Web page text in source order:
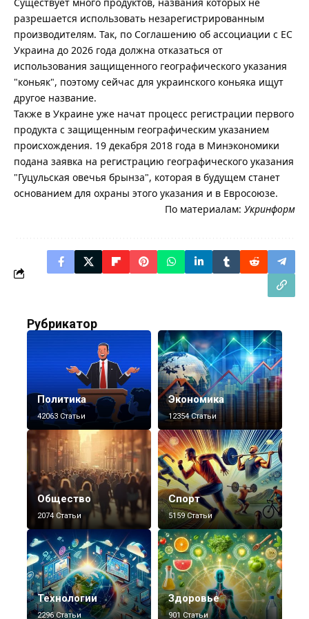
разрешается использовать незарегистрированным
производителям. Так, по Соглашению об ассоциации с ЕС
Украина до 2026 года должна отказаться от
использования защищенного географического указания
"коньяк", поэтому сейчас для украинского коньяка ищут
другое название.
Также в Украине уже начат процесс регистрации первого
продукта с защищенным географическим указанием
происхождения. 19 декабря 2018 года в Минэкономики
подана заявка на регистрацию географического указания
"Гуцульская овечья брынза", которая в будущем станет
основанием для охраны этого указания и в Евросоюзе.
По материалам: Укринформ
Рубрикатор
Политика
42063 Статьи
Экономика
12354 Статьи
Общество
2074 Статьи
Спорт
5159 Статьи
Технологии
2296 Статьи
Здоровье
901 Статьи